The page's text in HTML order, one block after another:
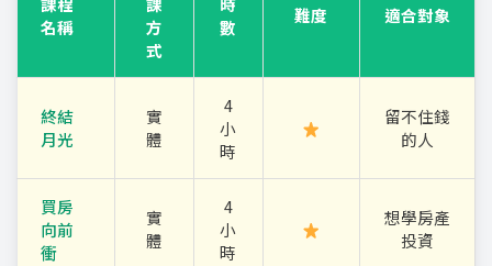
名稱
方
式
數
難度 適合對象
終結
月光
實
體
4
小
時
留不住錢
的人
買房
向前
衝
實
體
4
小
時
想學房產
投資